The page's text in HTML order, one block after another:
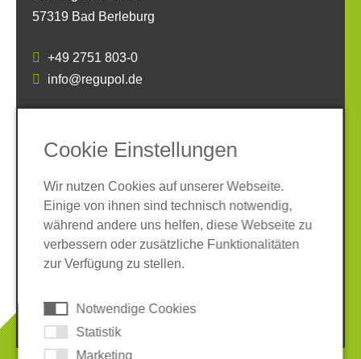
57319 Bad Berleburg
+49 2751 803-0
info@regupol.de
SOCIAL MEDIA
© 2026 REGUPOL Germany GmbH & Co. KG
Cookie Einstellungen
Wir nutzen Cookies auf unserer Webseite.
Einige von ihnen sind technisch notwendig,
während andere uns helfen, diese Webseite zu
verbessern oder zusätzliche Funktionalitäten
zur Verfügung zu stellen.
Notwendige Cookies
Statistik
Marketing